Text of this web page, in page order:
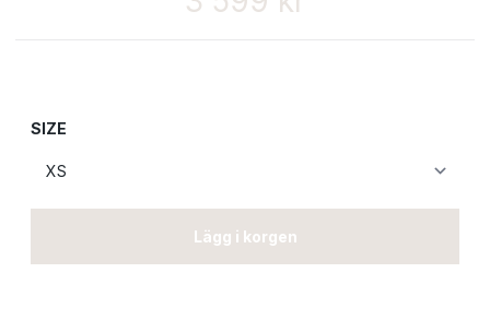
SIZE
Lägg i korgen